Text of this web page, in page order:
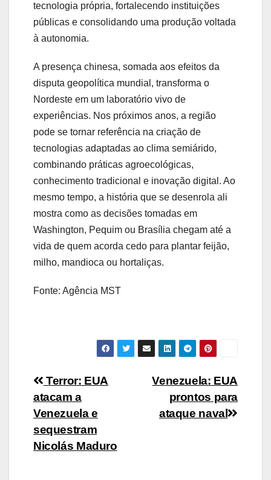
tecnologia própria, fortalecendo instituições
públicas e consolidando uma produção voltada
à autonomia.
A presença chinesa, somada aos efeitos da
disputa geopolítica mundial, transforma o
Nordeste em um laboratório vivo de
experiências. Nos próximos anos, a região
pode se tornar referência na criação de
tecnologias adaptadas ao clima semiárido,
combinando práticas agroecológicas,
conhecimento tradicional e inovação digital. Ao
mesmo tempo, a história que se desenrola ali
mostra como as decisões tomadas em
Washington, Pequim ou Brasília chegam até a
vida de quem acorda cedo para plantar feijão,
milho, mandioca ou hortaliças.
Fonte: Agência MST
Navegação
de
Post
Venezuela: EUA
prontos para
ataque naval
Terror: EUA
atacam a
Venezuela e
sequestram
Nicolás Maduro